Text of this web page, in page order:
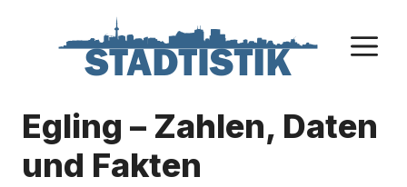
Egling – Zahlen, Daten
und Fakten